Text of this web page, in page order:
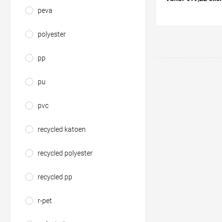
peva
polyester
pp
pu
pvc
recycled katoen
recycled polyester
recycled pp
r-pet